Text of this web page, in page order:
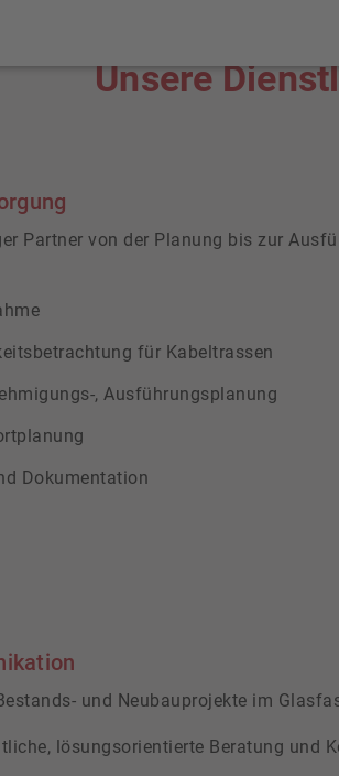
Unsere
Partner von der Planung bis zur
für Kabeltrassen
, Ausführungsplanung
Dokumentation
und Neubauprojekte im
lösungsorientierte Beratung und